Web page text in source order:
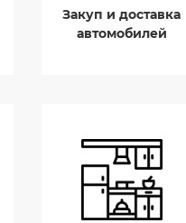
Закуп и доставка
автомобилей